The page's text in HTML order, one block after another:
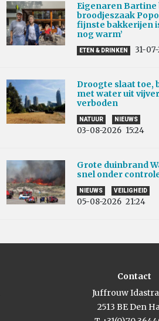
Eigenaren
broodjeszaak
fijnste bakkerijen
nog warm’
ETEN & DRINKEN 31-
Droogte slaat toe,
met water uit
verboden
NATUUR NIEUWS
03-08-2026 15:24
Grote duinbrand
snel onder
NIEUWS VEILIGHEID
05-08-2026 21:24
Contact
Juffrouw
2513 BE Den